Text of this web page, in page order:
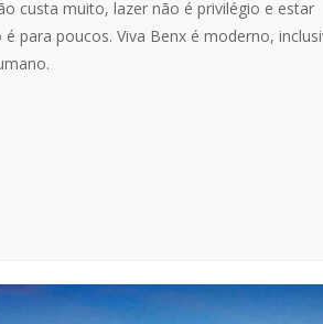
custa muito, lazer não é privilégio e estar
para poucos. Viva Benx é moderno,